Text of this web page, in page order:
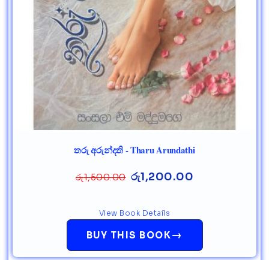
තරු අරුන්දති - Tharu Arundathi
රු1,500.00 රු1,200.00
BUY THIS BOOK→
View Book Details